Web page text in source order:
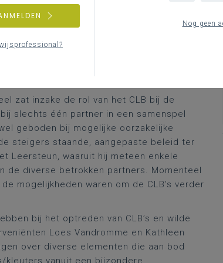
minister Weyts met wat die eerste
van het Vrije CLB Netwerk,
name, de gemiste schooldagen tijdens
onderwijs. Zag de minister ook een
door de CLB’s en het hoge aantal
zat inzake de rol van het CLB bij de
slechts één partner in een samenspel
geboden bij mogelijke oorzakelijke
steigers staande, aangepaste beleid ter
Leersteun, waaruit hij meteen enkele
de diverse betrokken partners. Momenteel
mogelijkheden waren om de CLB’s verder
bij het optreden van CLB’s en wilde
Loes Vandromme en Kathleen
over diverse elementen die aan bod
kleuters vanuit een bijzondere
Nog geen